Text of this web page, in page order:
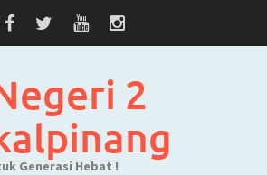
2
Generasi Hebat !